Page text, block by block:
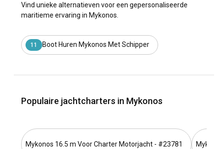
Vind unieke alternatieven voor een gepersonaliseerde
maritieme ervaring in Mykonos.
11 Boot Huren Mykonos Met Schipper
Populaire jachtcharters in Mykonos
Mykonos 16.5 m Voor Charter Motorjacht - #23781